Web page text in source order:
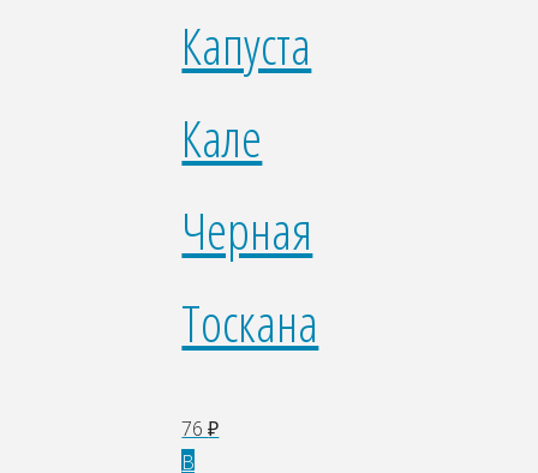
Капуста
Кале
Черная
Тоскана
76₽
В